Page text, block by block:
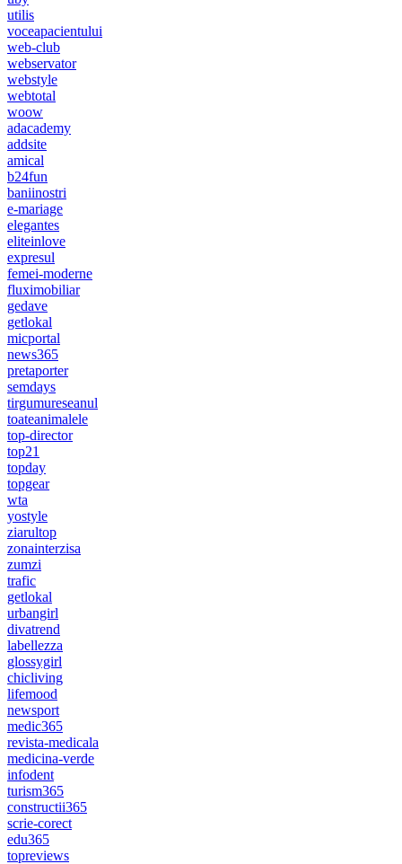
utilis
voceapacientului
web-club
webservator
webstyle
webtotal
woow
adacademy
addsite
amical
b24fun
baniinostri
e-mariage
elegantes
eliteinlove
expresul
femei-moderne
fluximobiliar
gedave
getlokal
micportal
news365
pretaporter
semdays
tirgumureseanul
toateanimalele
top-director
top21
topday
topgear
wta
yostyle
ziarultop
zonainterzisa
zumzi
trafic
getlokal
urbangirl
divatrend
labellezza
glossygirl
chicliving
lifemood
newsport
medic365
revista-medicala
medicina-verde
infodent
turism365
constructii365
scrie-corect
edu365
topreviews